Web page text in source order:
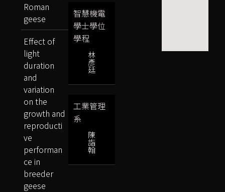
智慧機電
學士學位
學程
林
彥
廷
工業管理
系
陳
詣
翰
Roman
geese
Effect of
light
duration
and
variation
on the
growth and
reproducti
ve
performan
ce in
breeder
geese